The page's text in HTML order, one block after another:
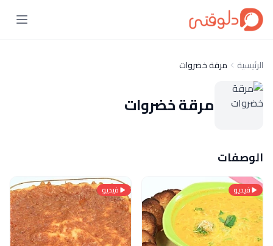
الرئيسية مرقة خضروات
مرقة خضروات
الوصفات
فيديو فيديو